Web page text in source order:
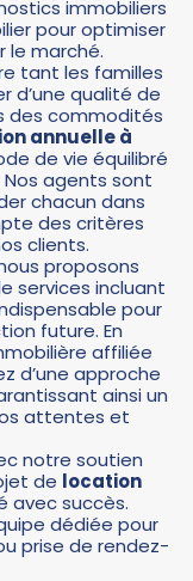
immobiliers
pour optimiser
le marché.
tant les familles
d’une qualité de
des commodités
annuelle à
de vie équilibré
agents sont
chacun dans
des critères
clients.
proposons
services incluant
pour
future. En
affiliée
d’une approche
ainsi un
attentes et
notre soutien
de location
avec succès.
dédiée pour
prise de rendez-